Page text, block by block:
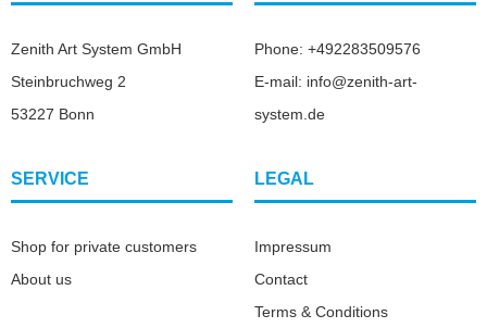
Zenith Art System GmbH
Steinbruchweg 2
53227 Bonn
Phone: +492283509576
E-mail: info@zenith-art-
system.de
SERVICE
Shop for private customers
About us
LEGAL
Impressum
Contact
Terms & Conditions